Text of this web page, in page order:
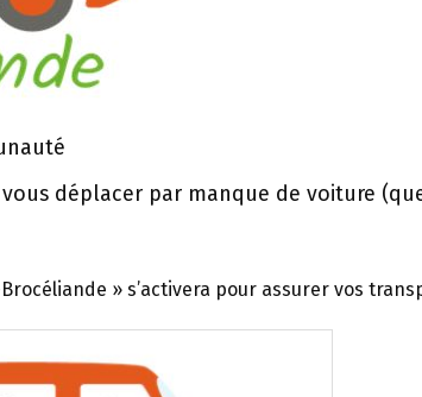
déplacer par manque de voiture
» s’activera pour assurer vos